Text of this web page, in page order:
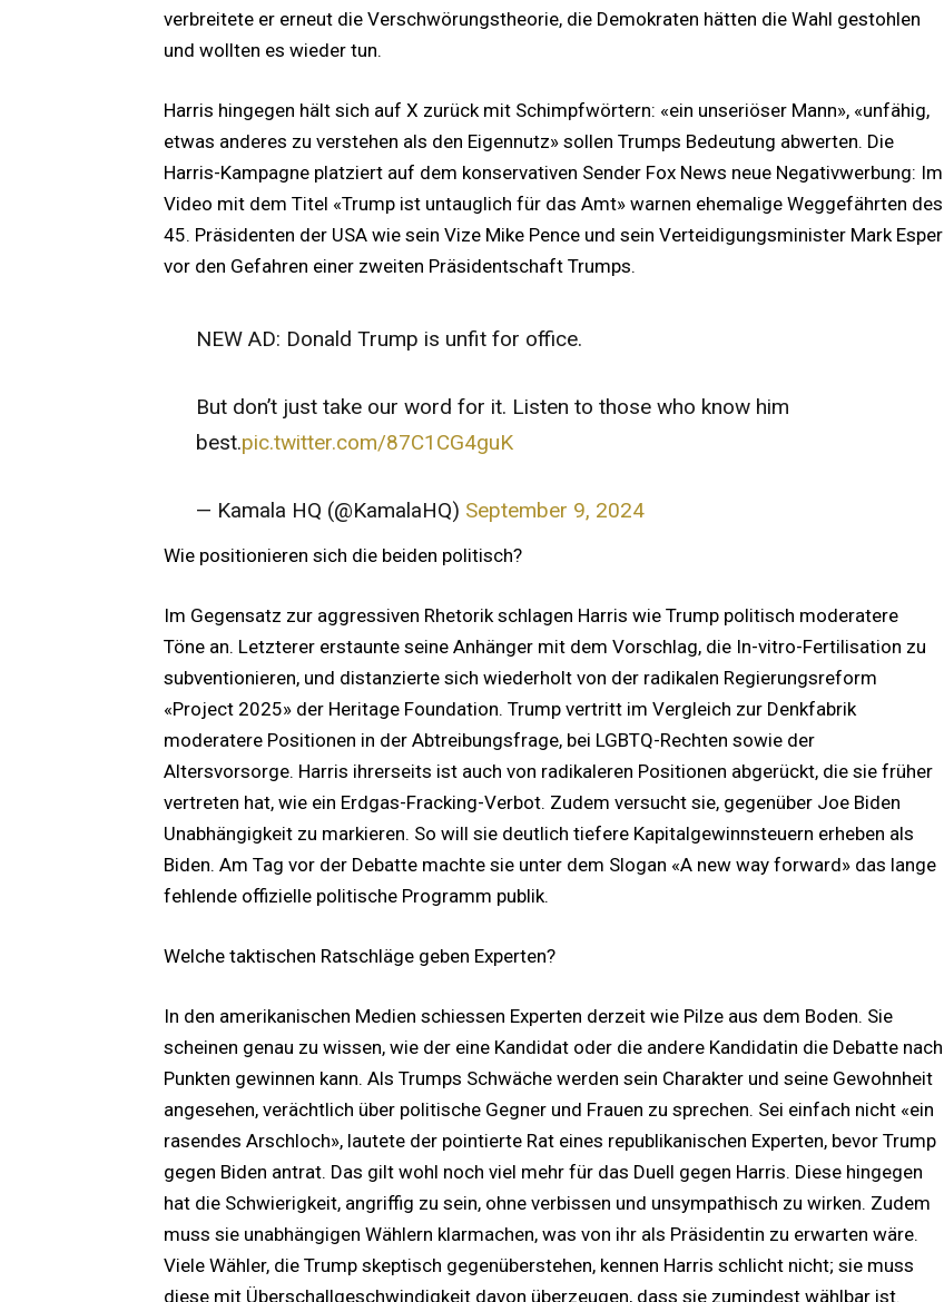
verbreitete er erneut die Verschwörungstheorie, die Demokraten hätten die Wahl gestohlen
und wollten es wieder tun.
Harris hingegen hält sich auf X zurück mit Schimpfwörtern: «ein unseriöser Mann», «unfähig,
etwas anderes zu verstehen als den Eigennutz» sollen Trumps Bedeutung abwerten. Die
Harris-Kampagne platziert auf dem konservativen Sender Fox News neue Negativwerbung: Im
Video mit dem Titel «Trump ist untauglich für das Amt» warnen ehemalige Weggefährten des
45. Präsidenten der USA wie sein Vize Mike Pence und sein Verteidigungsminister Mark Esper
vor den Gefahren einer zweiten Präsidentschaft Trumps.
NEW AD: Donald Trump is unfit for office.
But don’t just take our word for it. Listen to those who know him
best.pic.twitter.com/87C1CG4guK
— Kamala HQ (@KamalaHQ) September 9, 2024
Wie positionieren sich die beiden politisch?
Im Gegensatz zur aggressiven Rhetorik schlagen Harris wie Trump politisch moderatere
Töne an. Letzterer erstaunte seine Anhänger mit dem Vorschlag, die In-vitro-Fertilisation zu
subventionieren, und distanzierte sich wiederholt von der radikalen Regierungsreform
«Project 2025» der Heritage Foundation. Trump vertritt im Vergleich zur Denkfabrik
moderatere Positionen in der Abtreibungsfrage, bei LGBTQ-Rechten sowie der
Altersvorsorge. Harris ihrerseits ist auch von radikaleren Positionen abgerückt, die sie früher
vertreten hat, wie ein Erdgas-Fracking-Verbot. Zudem versucht sie, gegenüber Joe Biden
Unabhängigkeit zu markieren. So will sie deutlich tiefere Kapitalgewinnsteuern erheben als
Biden. Am Tag vor der Debatte machte sie unter dem Slogan «A new way forward» das lange
fehlende offizielle politische Programm publik.
Welche taktischen Ratschläge geben Experten?
In den amerikanischen Medien schiessen Experten derzeit wie Pilze aus dem Boden. Sie
scheinen genau zu wissen, wie der eine Kandidat oder die andere Kandidatin die Debatte nach
Punkten gewinnen kann. Als Trumps Schwäche werden sein Charakter und seine Gewohnheit
angesehen, verächtlich über politische Gegner und Frauen zu sprechen. Sei einfach nicht «ein
rasendes Arschloch», lautete der pointierte Rat eines republikanischen Experten, bevor Trump
gegen Biden antrat. Das gilt wohl noch viel mehr für das Duell gegen Harris. Diese hingegen
hat die Schwierigkeit, angriffig zu sein, ohne verbissen und unsympathisch zu wirken. Zudem
muss sie unabhängigen Wählern klarmachen, was von ihr als Präsidentin zu erwarten wäre.
Viele Wähler, die Trump skeptisch gegenüberstehen, kennen Harris schlicht nicht; sie muss
diese mit Überschallgeschwindigkeit davon überzeugen, dass sie zumindest wählbar ist.